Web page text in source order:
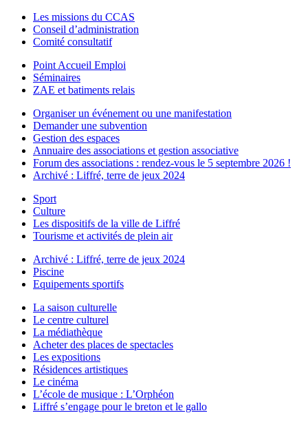
Les missions du CCAS
Conseil d’administration
Comité consultatif
Point Accueil Emploi
Séminaires
ZAE et batiments relais
Organiser un événement ou une manifestation
Demander une subvention
Gestion des espaces
Annuaire des associations et gestion associative
Forum des associations : rendez-vous le 5 septembre 2026 !
Archivé : Liffré, terre de jeux 2024
Sport
Culture
Les dispositifs de la ville de Liffré
Tourisme et activités de plein air
Archivé : Liffré, terre de jeux 2024
Piscine
Equipements sportifs
La saison culturelle
Le centre culturel
La médiathèque
Acheter des places de spectacles
Les expositions
Résidences artistiques
Le cinéma
L’école de musique : L’Orphéon
Liffré s’engage pour le breton et le gallo